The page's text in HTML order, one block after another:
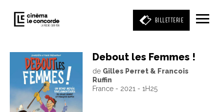
BILLETTERIE
Entrez votre mot clé
(film, réalisateur, acteur, événement)
Debout les Femmes !
de Gilles Perret & Francois
Ruffin
France - 2021 - 1H25